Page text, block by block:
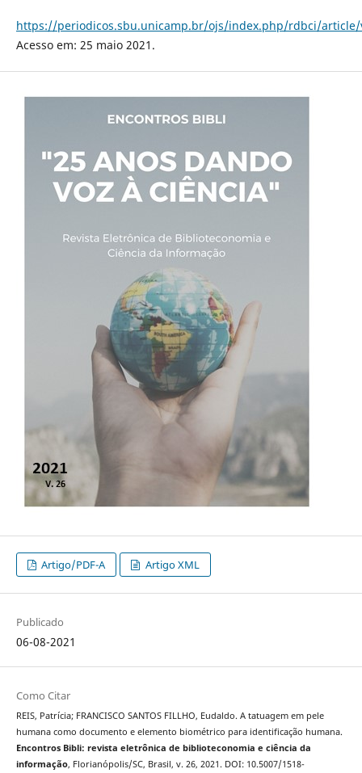
https://periodicos.sbu.unicamp.br/ojs/index.php/rdbci/article/
Acesso em: 25 maio 2021.
Artigo/PDF-A Artigo XML
Publicado
06-08-2021
Como Citar
REIS, Patrícia; FRANCISCO SANTOS FILLHO, Eudaldo. A tatuagem em pele
humana como documento e elemento biométrico para identificação humana.
Encontros Bibli: revista eletrônica de biblioteconomia e ciência da
informação, Florianópolis/SC, Brasil, v. 26, 2021. DOI: 10.5007/1518-